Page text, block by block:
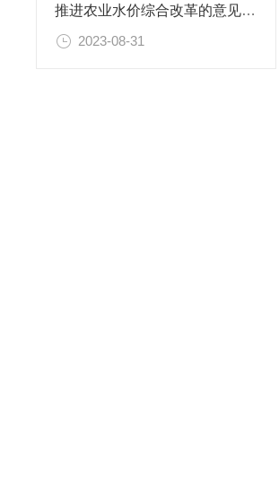
推进农业水价综合改革的意见解读
2023-08-31